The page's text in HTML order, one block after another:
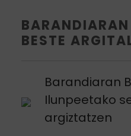
BESTE
Barandiaran
Ilunpeetako
argiztatzen
Argitalpena ikusi